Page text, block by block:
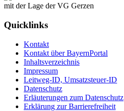
Quicklinks
Kontakt
Kontakt über BayernPortal
Inhaltsverzeichnis
Impressum
Leitweg-ID, Umsatzsteuer-ID
Datenschutz
Erläuterungen zum Datenschutz
Erklärung zur Barrierefreiheit